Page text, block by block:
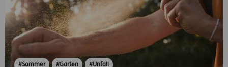
#Sommer #Garten #Unfall